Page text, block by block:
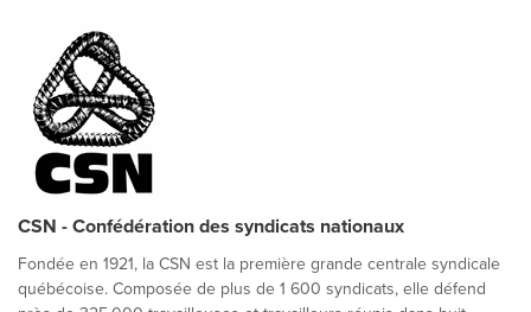
CSN - Confédération des syndicats nationaux
Fondée en 1921, la CSN est la première grande centrale syndicale
québécoise. Composée de plus de 1 600 syndicats, elle défend